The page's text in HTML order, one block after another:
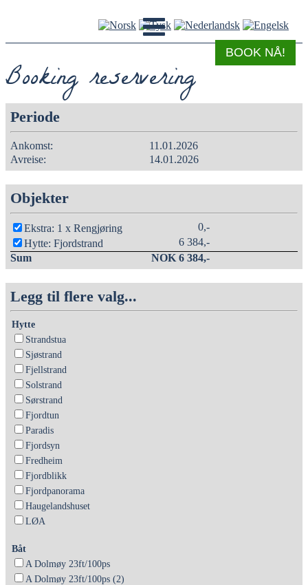
BOOK NÅ!
Booking reservering
Periode
Ankomst:
11.01.2026
Avreise:
14.01.2026
Objekter
0,-
Ekstra: 1 x Rengjøring
6 384,-
Hytte: Fjordstrand
NOK 6 384,-
Sum
Legg til flere valg...
Hytte
Strandstua
Sjøstrand
Fjellstrand
Solstrand
Sørstrand
Fjordtun
Paradis
Fjordsyn
Fredheim
Fjordblikk
Fjordpanorama
Haugelandshuset
LØA
Båt
A Dolmøy 23ft/100ps
A Dolmøy 23ft/100ps (2)